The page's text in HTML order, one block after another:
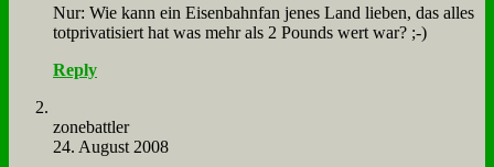
Nur: Wie kann ein Ei­sen­bahn­fan je­nes Land lie­ben, das al­les
tot­pri­va­ti­siert hat was mehr als 2 Pounds wert war? ;-)
Reply
zone­batt­ler
24. August 2008